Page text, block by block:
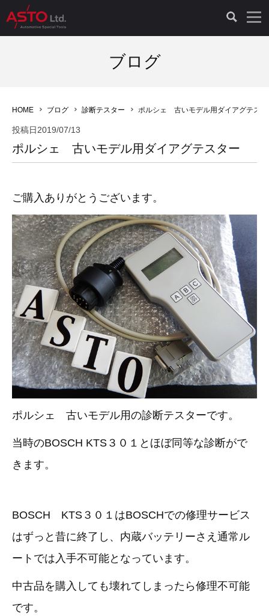
EV 専用 整備機器（11）
オプション品（17）
TPMS（4）
その他（9）
内視カメラ（6）
安定化電源ユニット（8）
バッテリーテスター（4）
古い車両用診断テスター（10）
バイク用診断テスター（7）
その他（20）
OTOFIX Powered by AUTEL（4）
Hubitools（17）
ドイツ車（211）
イタリア/フランス車（27）
イギリス車（23）
アメリカ車（15）
スウェーデン車（20）
日本車（7）
汎用（89）
バッテリーチャージャー（4）
3D プリンターペン（8）
シミュレータ（19）
その他（8）
イギリス車（26）
スウェーデン車（45）
日本車（40）
ロシア（8）
ブレーキキャリパーリペアキット（368）
ステアリングロックエミュレータ（28）
キー関連（19）
その他（12）
クローン作製（20）
イモビライザーOFF（1）
その他（6）
その他（2）
ブログ
HOME ブログ 診断テスター ポルシェ 古いモデル用ダイアグテスタ
投稿日2019/07/13
ポルシェ 古いモデル用ダイアグテスター
ご購入ありがとうございます。
ポルシェ 古いモデル用の診断テスターです。
当時のBOSCH KTS３０１とほぼ同等な診断がで
きます。
BOSCH KTS３０１はBOSCHでの修理サービス
はずっと昔に終了し、内蔵バッテリーさえ通常ル
ートでは入手不可能となっています。
中古品を購入しても壊れてしまったら修理不可能
です。